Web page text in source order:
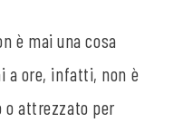
è mai una cosa
a ore, infatti, non è
attrezzato per